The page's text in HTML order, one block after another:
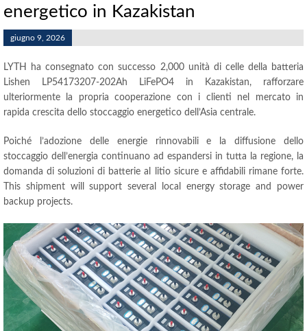
energetico in Kazakistan
giugno 9, 2026
LYTH ha consegnato con successo 2,000 unità di celle della batteria
Lishen LP54173207-202Ah LiFePO4 in Kazakistan, rafforzare
ulteriormente la propria cooperazione con i clienti nel mercato in
rapida crescita dello stoccaggio energetico dell’Asia centrale.
Poiché l’adozione delle energie rinnovabili e la diffusione dello
stoccaggio dell’energia continuano ad espandersi in tutta la regione, la
domanda di soluzioni di batterie al litio sicure e affidabili rimane forte.
This shipment will support several local energy storage and power
backup projects.